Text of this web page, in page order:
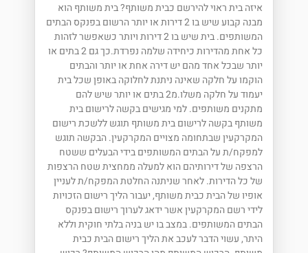
איזה בית ראוי להירשם כבית משותף? בית משותף הוא
מבנה קבוע שיש בו 2 דירות או יותר הרשום בפנקס הבתים
המשותפים. בית שיש בו 2 דירות ויותר כשאפשר לזהות
כל אחת מהדירות כיחידה שלמה נפרדת.כך גם 2 בתים או
יותר שבכל אחד מהם יש דירה אחת או יותר והבתים
הוקמו על חלקה שאינה ניתנת לחלוקה באופן שכל בית
יעמוד על חלקה משלו.מ2 בתים או יותר שיש להם
מתקנים משותפים. למי מגישים בקשה לרישום בית
משותף בקשה לרישום בית משותף תוגש ללשכת רישום
המקרקעין שבתחומה מצויים המקרקעין. הבקשה תוגש
למפקח/ת על הבתים המשותפים בידי הבעלים ששטח
הרצפה של דירותיהם הוא למעלה ממחצית שטח הרצפות
של כל הדירות. לאחר שניתנה החלטת המפקח/ת לעניין
אופיו של הבית כבית משותף, יעבור הליך רישום הזכויות
לידי רשם המקרקעין אשר ידאג לערוך רישום בפנקס
הבתים המשותפים. במצב בו יש בניה בלתי חוקית וללא
היתר, עשוי הדבר לעכב את הליך רישום הבית כבית